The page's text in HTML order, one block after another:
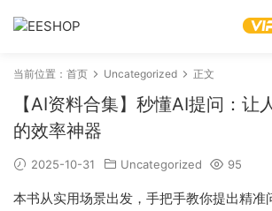
当前位置： 首页 Uncategorized 正文
【AI资料合集】秒懂AI提问：让
的效率神器
2025-10-31 Uncategorized 95
本书从实用场景出发，手把手教你提出精准